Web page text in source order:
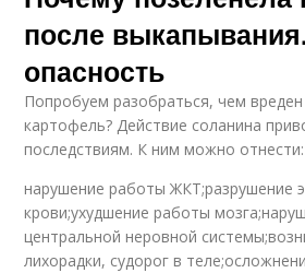
после
опасность
Попробуем разобраться, чем
картофель? Действие соланина
последствиям. К ним можно отнести:
нарушение работы ЖКТ;разрушение
крови;ухудшение работы
центральной неровной
лихорадки, судорог в